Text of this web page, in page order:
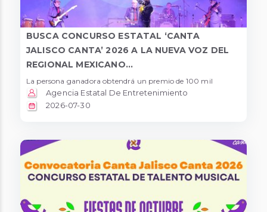
BUSCA CONCURSO ESTATAL ‘CANTA
JALISCO CANTA’ 2026 A LA NUEVA VOZ DEL
REGIONAL MEXICANO...
La persona ganadora obtendrá un premio de 100 mil
Agencia Estatal De Entretenimiento
2026-07-30